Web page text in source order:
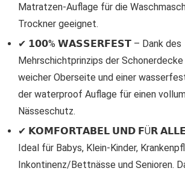
Matratzen-Auflage für die
Trockner geeignet.
✔ 𝟭𝟬𝟬% 𝗪𝗔𝗦𝗦𝗘𝗥𝗙𝗘𝗦𝗧 – Dank des
Mehrschichtprinzips der
weicher Oberseite und einer
der waterproof Auflage für einen
Nässeschutz.
✔ 𝗞𝗢𝗠𝗙𝗢𝗥𝗧𝗔𝗕𝗘𝗟 𝗨𝗡𝗗 𝗙Ü𝗥
Ideal für Babys, Klein-Kinder,
Inkontinenz/Bettnässe und Senioren.